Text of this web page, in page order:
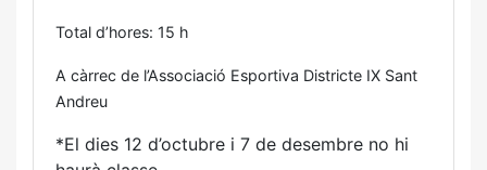
Total d’hores: 15 h
A càrrec de l’Associació Esportiva Districte IX Sant
Andreu
*El dies 12 d’octubre i 7 de desembre no hi